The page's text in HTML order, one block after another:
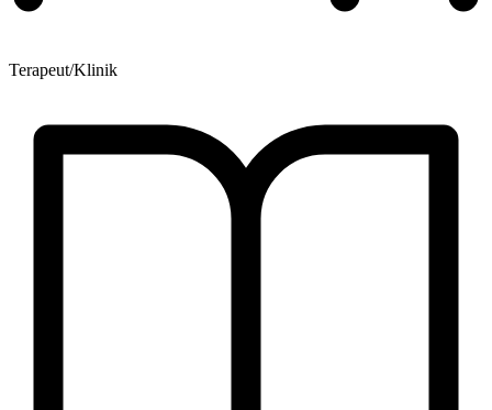
Terapeut/Klinik